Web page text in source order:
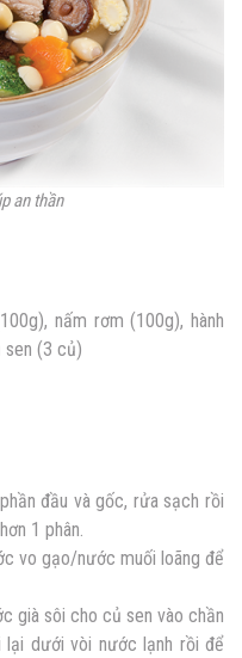
an thần
nấm rơm (100g), hành
sen (3 củ)
đầu và gốc, rửa sạch rồi
1 phân.
vo gạo/nước muối loãng để
già sôi cho củ sen vào chần
dưới vòi nước lạnh rồi để